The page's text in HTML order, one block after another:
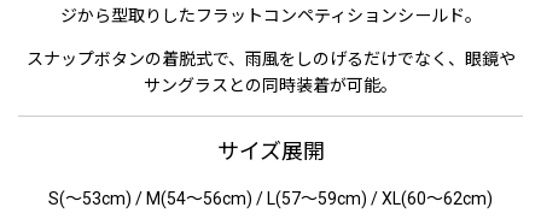
ジから型取りしたフラットコンペティションシールド。
スナップボタンの着脱式で、雨風をしのげるだけでなく、眼鏡や
サングラスとの同時装着が可能。
サイズ展開
S(〜53cm) / M(54〜56cm) / L(57〜59cm) / XL(60〜62cm)